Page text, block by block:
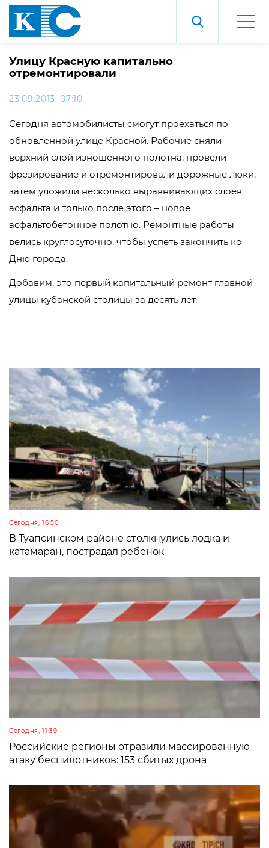
Улицу Красную капитально
отремонтировали
23.09.2013, 07:10
Сегодня автомобилисты смогут проехаться по
обновленной улице Красной. Рабочие сняли
верхний слой изношенного полотна, провели
фрезирование и отремонтировали дорожные люки,
затем уложили несколько выравнивающих слоев
асфальта и только после этого – новое
асфальтобетонное полотно. Ремонтные работы
велись круглосуточно, чтобы успеть закончить ко
Дню города.
Добавим, это первый капитальный ремонт главной
улицы кубанской столицы за десять лет.
Сегодня, 16:50
В Туапсинском районе столкнулись лодка и
катамаран, пострадал ребенок
Сегодня, 11:39
Российские регионы отразили массированную
атаку беспилотников: 153 сбитых дрона